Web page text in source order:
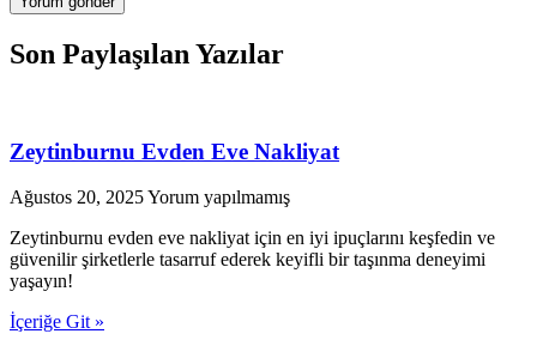
Son Paylaşılan Yazılar
Zeytinburnu Evden Eve Nakliyat
Ağustos 20, 2025Yorum yapılmamış
Zeytinburnu evden eve nakliyat için en iyi ipuçlarını keşfedin ve
güvenilir şirketlerle tasarruf ederek keyifli bir taşınma deneyimi
yaşayın!
İçeriğe Git »